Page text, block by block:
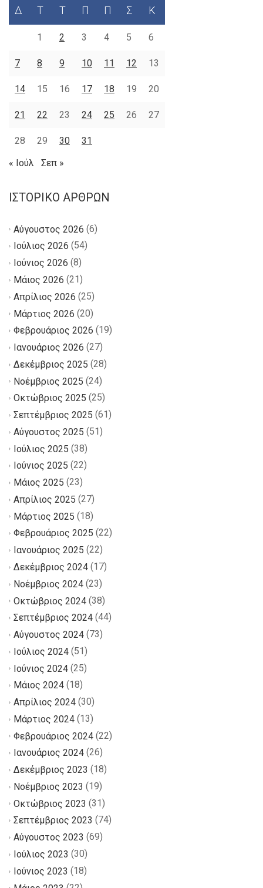
Δ Τ Τ Π Π Σ Κ
1 2 3 4 5 6
7 8 9 10 11 12 13
14 15 16 17 18 19 20
21 22 23 24 25 26 27
28 29 30
31
« Ιούλ
Σεπ »
ΙΣΤΟΡΙΚΌ ΆΡΘΡΩΝ
Αύγουστος 2026 (6)
Ιούλιος 2026 (54)
Ιούνιος 2026 (8)
Μάιος 2026 (21)
Απρίλιος 2026 (25)
Μάρτιος 2026 (20)
Φεβρουάριος 2026 (19)
Ιανουάριος 2026 (27)
Δεκέμβριος 2025 (28)
Νοέμβριος 2025 (24)
Οκτώβριος 2025 (25)
Σεπτέμβριος 2025 (61)
Αύγουστος 2025 (51)
Ιούλιος 2025 (38)
Ιούνιος 2025 (22)
Μάιος 2025 (23)
Απρίλιος 2025 (27)
Μάρτιος 2025 (18)
Φεβρουάριος 2025 (22)
Ιανουάριος 2025 (22)
Δεκέμβριος 2024 (17)
Νοέμβριος 2024 (23)
Οκτώβριος 2024 (38)
Σεπτέμβριος 2024 (44)
Αύγουστος 2024 (73)
Ιούλιος 2024 (51)
Ιούνιος 2024 (25)
Μάιος 2024 (18)
Απρίλιος 2024 (30)
Μάρτιος 2024 (13)
Φεβρουάριος 2024 (22)
Ιανουάριος 2024 (26)
Δεκέμβριος 2023 (18)
Νοέμβριος 2023 (19)
Οκτώβριος 2023 (31)
Σεπτέμβριος 2023 (74)
Αύγουστος 2023 (69)
Ιούλιος 2023 (30)
Ιούνιος 2023 (18)